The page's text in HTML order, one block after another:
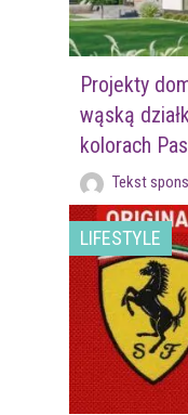
Projekty
wąską
kolorach
Tekst
LIFESTYLE